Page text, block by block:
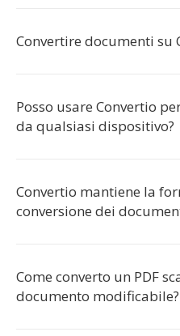
Convertire documenti su
Posso usare Convertio
da qualsiasi dispositivo?
Convertio mantiene la
conversione dei
Come converto un PDF
documento modificabile?